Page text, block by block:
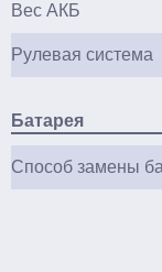
Вес АКБ
Рулевая система
Батарея
Способ замены